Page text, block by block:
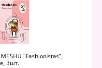
"Fashionistas",
3шт.